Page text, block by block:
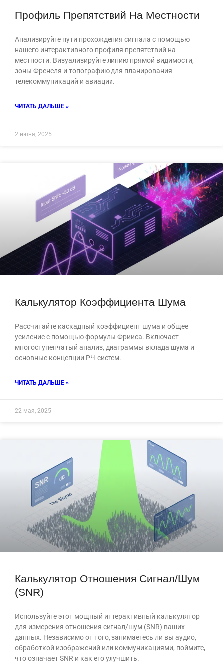
Профиль Препятствий На Местности
Анализируйте пути прохождения сигнала с помощью
нашего интерактивного профиля препятствий на
местности. Визуализируйте линию прямой видимости,
зоны Френеля и топографию для планирования
телекоммуникаций и авиации.
ЧИТАТЬ ДАЛЬШЕ »
2 июня, 2025
Калькулятор Коэффициента Шума
Рассчитайте каскадный коэффициент шума и общее
усиление с помощью формулы Фрииса. Включает
многоступенчатый анализ, диаграммы вклада шума и
основные концепции РЧ-систем.
ЧИТАТЬ ДАЛЬШЕ »
22 мая, 2025
Калькулятор Отношения Сигнал/шум
(SNR)
Используйте этот мощный интерактивный калькулятор
для измерения отношения сигнал/шум (SNR) ваших
данных. Независимо от того, занимаетесь ли вы аудио,
обработкой изображений или коммуникациями, поймите,
что означает SNR и как его улучшить.